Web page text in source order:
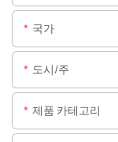
국가
도시/주
제품 카테고리